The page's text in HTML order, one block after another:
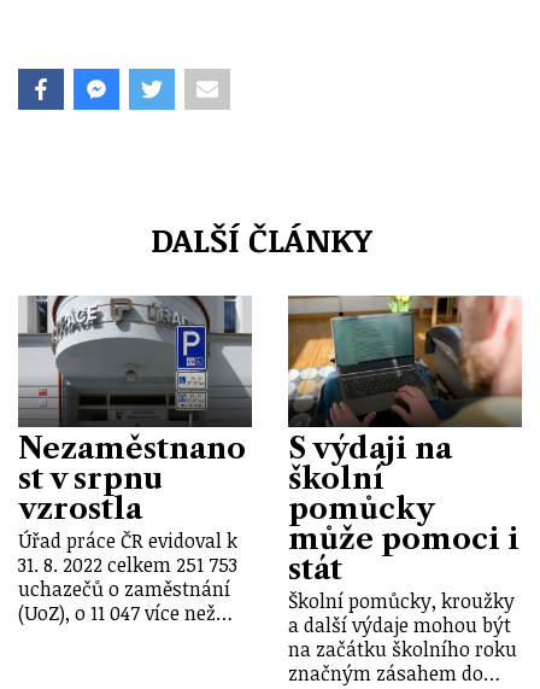
DALŠÍ ČLÁNKY
Nezaměstnano
st v srpnu
vzrostla
Úřad práce ČR evidoval k
31. 8. 2022 celkem 251 753
uchazečů o zaměstnání
(UoZ), o 11 047 více než…
S výdaji na
školní
pomůcky
může pomoci i
stát
Školní pomůcky, kroužky
a další výdaje mohou být
na začátku školního roku
značným zásahem do…